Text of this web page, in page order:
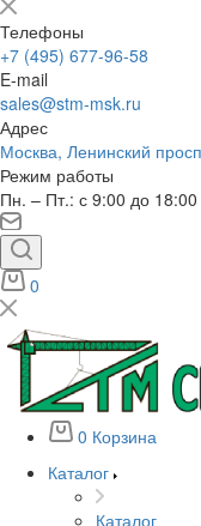
Телефоны
+7 (495) 677-96-58
E-mail
sales@stm-msk.ru
Адрес
Москва, Ленинский
Режим работы
Пн. – Пт.: с 9:00 до 18:00
0
0 Корзина
Каталог
Каталог